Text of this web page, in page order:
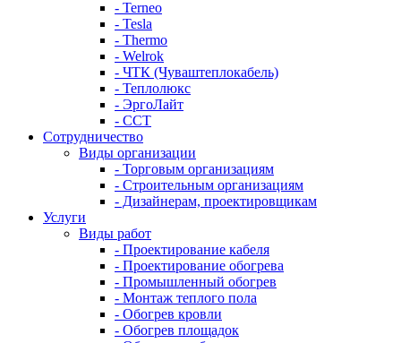
- Terneo
- Tesla
- Thermo
- Welrok
- ЧТК (Чуваштеплокабель)
- Теплолюкс
- ЭргоЛайт
- ССТ
Сотрудничество
Виды организации
- Торговым организациям
- Строительным организациям
- Дизайнерам, проектировщикам
Услуги
Виды работ
- Проектирование кабеля
- Проектирование обогрева
- Промышленный обогрев
- Монтаж теплого пола
- Обогрев кровли
- Обогрев площадок